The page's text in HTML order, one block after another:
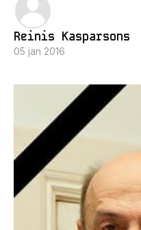
Reinis Kasparsons
05 jan 2016